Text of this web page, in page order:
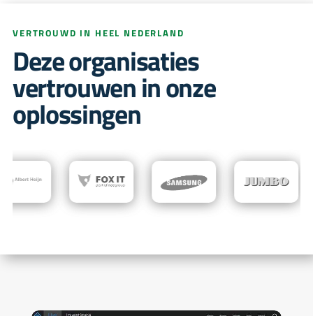
VERTROUWD IN HEEL NEDERLAND
Deze organisaties
vertrouwen in onze
oplossingen